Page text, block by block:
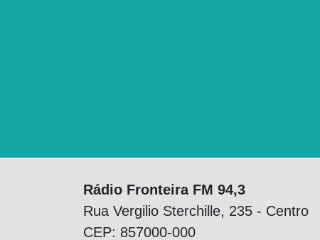
Rádio Fronteira FM 94,3
Rua Vergilio Sterchille, 235 - Centro
CEP: 857000-000